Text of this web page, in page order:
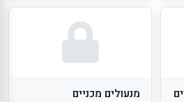
מנעולים מכניים